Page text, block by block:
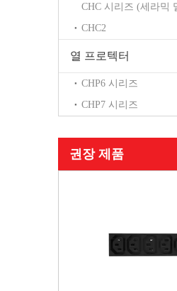
CHC2
열 프로텍터
CHP6 시리즈
CHP7 시리즈
권장 제품